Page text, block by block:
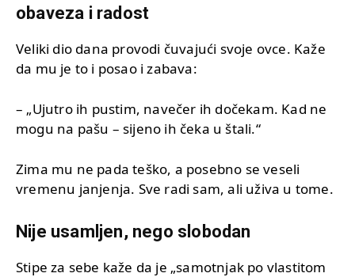
obaveza i radost
Veliki dio dana provodi čuvajući svoje ovce. Kaže
da mu je to i posao i zabava:
– „Ujutro ih pustim, navečer ih dočekam. Kad ne
mogu na pašu – sijeno ih čeka u štali.“
Zima mu ne pada teško, a posebno se veseli
vremenu janjenja. Sve radi sam, ali uživa u tome.
Nije usamljen, nego slobodan
Stipe za sebe kaže da je „samotnjak po vlastitom